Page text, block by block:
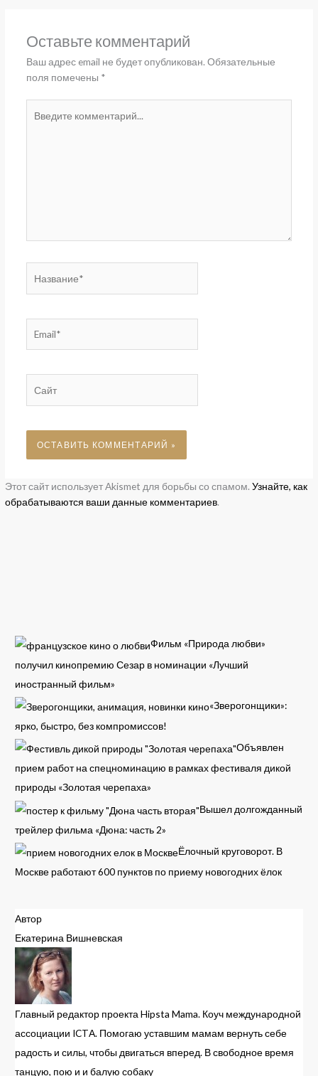
Оставьте комментарий
Ваш адрес email не будет опубликован. Обязательные
поля помечены *
комментарий...
Этот сайт использует Akismet для борьбы со спамом.Узнайте, как
обрабатываются ваши данные комментариев.
Фильм «Природа любви»
получил кинопремию Сезар в номинации «Лучший
иностранный фильм»
«Зверогонщики»:
ярко, быстро, без компромиссов!
Объявлен
прием работ на спецноминацию в рамках фестиваля дикой
природы «Золотая черепаха»
Вышел долгожданный
трейлер фильма «Дюна: часть 2»
Ёлочный круговорот. В
Москве работают 600 пунктов по приему новогодних ёлок
Автор
Екатерина Вишневская
Главный редактор проекта Hipsta Mama. Коуч международной
ассоциации ICTА. Помогаю уставшим мамам вернуть себе
радость и силы, чтобы двигаться вперед. В свободное время
танцую, пою и и балую собаку